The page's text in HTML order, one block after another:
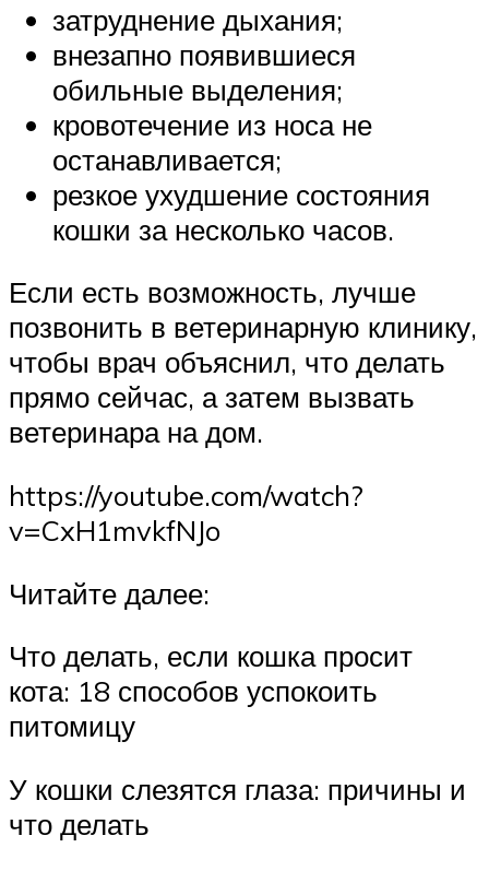
затруднение дыхания;
внезапно появившиеся
обильные выделения;
кровотечение из носа не
останавливается;
резкое ухудшение состояния
кошки за несколько часов.
Если есть возможность, лучше
позвонить в ветеринарную клинику,
чтобы врач объяснил, что делать
прямо сейчас, а затем вызвать
ветеринара на дом.
https://youtube.com/watch?
v=CxH1mvkfNJo
Читайте далее:
Что делать, если кошка просит
кота: 18 способов успокоить
питомицу
У кошки слезятся глаза: причины и
что делать